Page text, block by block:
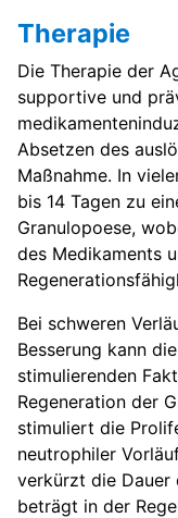
Therapie
Die Therapie der
supportive und
Absetzen des
Maßnahme. In
bis 14 Tagen zu
Granulopoese,
des Medikaments
Bei schweren
Besserung kann
stimulierenden
Regeneration der
stimuliert die
neutrophiler
verkürzt die Dauer
beträgt in der